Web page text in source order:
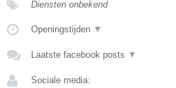
Diensten onbekend
Openingstijden ▼
Laatste facebook posts ▼
Sociale media: